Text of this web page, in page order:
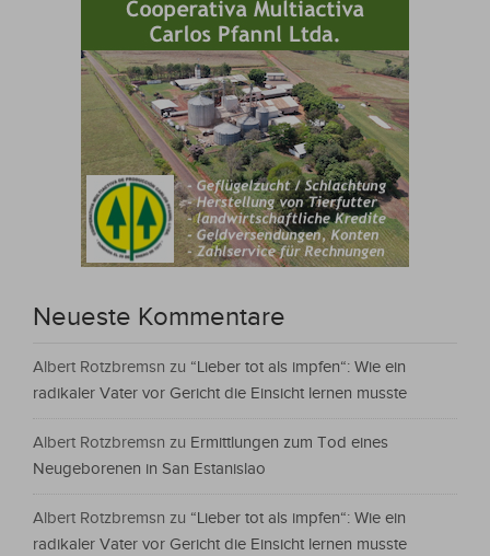
Neueste Kommentare
Albert Rotzbremsn zu “Lieber tot als impfen“: Wie ein
radikaler Vater vor Gericht die Einsicht lernen musste
Albert Rotzbremsn zu Ermittlungen zum Tod eines
Neugeborenen in San Estanislao
Albert Rotzbremsn zu “Lieber tot als impfen“: Wie ein
radikaler Vater vor Gericht die Einsicht lernen musste